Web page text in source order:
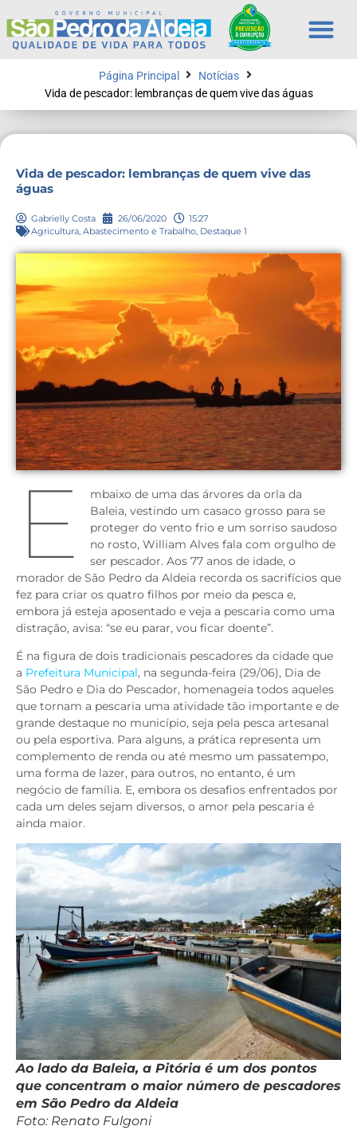
Página Principal
Notícias
Vida de pescador: lembranças de quem vive das águas
Vida de pescador: lembranças de quem vive das
águas
Gabrielly Costa 26/06/2020
15:27
Agricultura, Abastecimento e Trabalho Destaque 1
E
mbaixo de uma das árvores da orla da
Baleia, vestindo um casaco grosso para se
proteger do vento frio e um sorriso saudoso
no rosto, William Alves fala com orgulho de
ser pescador. Aos 77 anos de idade, o
morador de São Pedro da Aldeia recorda os sacrifícios que
fez para criar os quatro filhos por meio da pesca e,
embora já esteja aposentado e veja a pescaria como uma
distração, avisa: “se eu parar, vou ficar doente”.
É na figura de dois tradicionais pescadores da cidade que
a Prefeitura Municipal, na segunda-feira (29/06), Dia de
São Pedro e Dia do Pescador, homenageia todos aqueles
que tornam a pescaria uma atividade tão importante e de
grande destaque no município, seja pela pesca artesanal
ou pela esportiva. Para alguns, a prática representa um
complemento de renda ou até mesmo um passatempo,
uma forma de lazer, para outros, no entanto, é um
negócio de família. E, embora os desafios enfrentados por
cada um deles sejam diversos, o amor pela pescaria é
ainda maior.
Ao lado da Baleia, a Pitória é um dos pontos
que concentram o maior número de pescadores
em São Pedro da Aldeia
Foto: Renato Fulgoni